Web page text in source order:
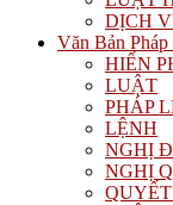
DỊCH
Văn Bản Pháp
HIẾN
LUẬT
PHÁP
LỆNH
NGHỊ
NGHỊ